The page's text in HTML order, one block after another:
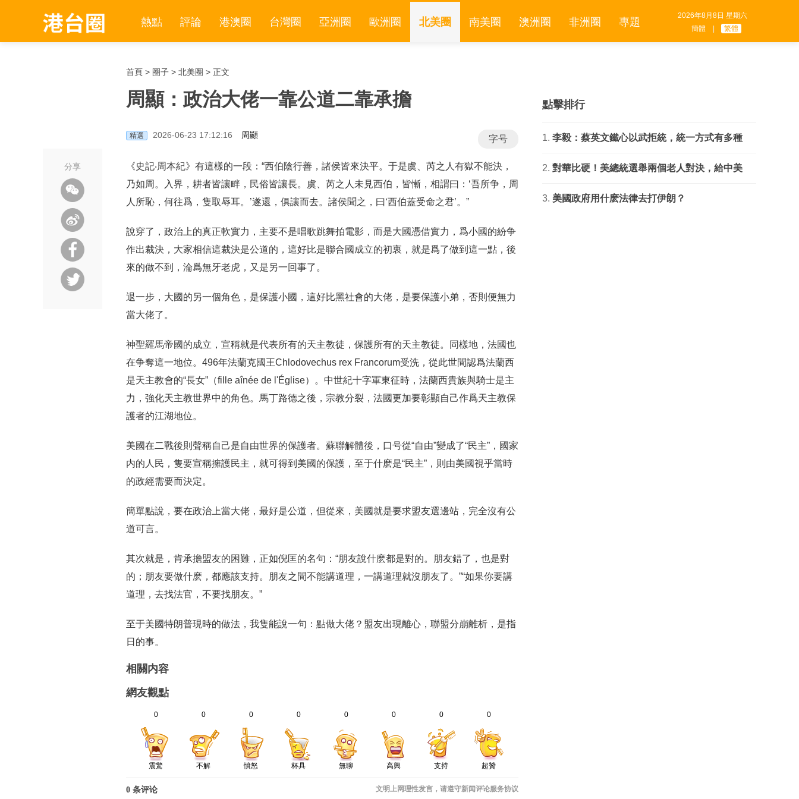
2026年8月8日 星期六
簡體
繁體
熱點 評論 港澳圈 台灣圈 亞洲圈 歐洲圈 北美圈 南美圈 澳洲圈 非洲圈 專題
首頁 > 圈子 > 北美圈 > 正文
周顯：政治大佬一靠公道二靠承擔
精選 2026-06-23 17:12:16 周顯 字号
分享
《史記‧周本紀》有這樣的一段：“西伯陰行善，諸侯皆來決平。于是虞、芮之人有獄不能決，
乃如周。入界，耕者皆讓畔，民俗皆讓長。虞、芮之人未見西伯，皆慚，相謂曰：‘吾所争，周
人所恥，何往爲，隻取辱耳。’遂還，俱讓而去。諸侯聞之，曰‘西伯蓋受命之君’。”
說穿了，政治上的真正軟實力，主要不是唱歌跳舞拍電影，而是大國憑借實力，爲小國的紛争
作出裁決，大家相信這裁決是公道的，這好比是聯合國成立的初衷，就是爲了做到這一點，後
來的做不到，淪爲無牙老虎，又是另一回事了。
退一步，大國的另一個角色，是保護小國，這好比黑社會的大佬，是要保護小弟，否則便無力
當大佬了。
神聖羅馬帝國的成立，宣稱就是代表所有的天主教徒，保護所有的天主教徒。同樣地，法國也
在争奪這一地位。496年法蘭克國王Chlodovechus rex Francorum受洗，從此世間認爲法蘭西
是天主教會的“長女”（fille aînée de l'Église）。中世紀十字軍東征時，法蘭西貴族與騎士是主
力，強化天主教世界中的角色。馬丁路德之後，宗教分裂，法國更加要彰顯自己作爲天主教保
護者的江湖地位。
美國在二戰後則聲稱自己是自由世界的保護者。蘇聯解體後，口号從“自由”變成了“民主”，國家
内的人民，隻要宣稱擁護民主，就可得到美國的保護，至于什麽是“民主”，則由美國視乎當時
的政經需要而決定。
簡單點說，要在政治上當大佬，最好是公道，但從來，美國就是要求盟友選邊站，完全沒有公
道可言。
其次就是，肯承擔盟友的困難，正如倪匡的名句：“朋友說什麽都是對的。朋友錯了，也是對
的；朋友要做什麽，都應該支持。朋友之間不能講道理，一講道理就沒朋友了。”“如果你要講
道理，去找法官，不要找朋友。”
至于美國特朗普現時的做法，我隻能說一句：點做大佬？盟友出現離心，聯盟分崩離析，是指
日的事。
相關内容
網友觀點
0
震驚
0
不解
0
憤怒
0
杯具
0
無聊
0
高興
0
支持
0
超贊
點擊排行
李毅：蔡英文鐵心以武拒統，統一方式有多種
對華比硬！美總統選舉兩個老人對決，給中美
美國政府用什麽法律去打伊朗？